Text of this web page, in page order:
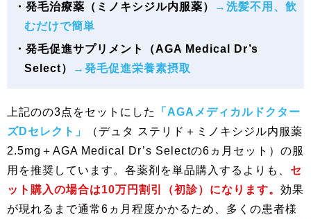
・発毛治療薬（ミノキシジル内服薬）
→洗髪不用、飲
むだけで簡単
・発毛促進サプリメント（AGA Medical Dr’s
Select）
→発毛促進栄養素摂取
上記のの3点をセットにした
「AGAメディカルドクター
ズDセレクト」
（デュタ ステリド＋ミノキシジル内服薬
2.5mg＋AGA Medical Dr’s Selectの6ヵ月セット）の服
用を推奨しています。各薬剤を単品購入するよりも、 セ
ット購入の場合は10万円割引（初診）になります。 効果
が現れるまで通常6ヵ月程度かかるため、多くの患者様